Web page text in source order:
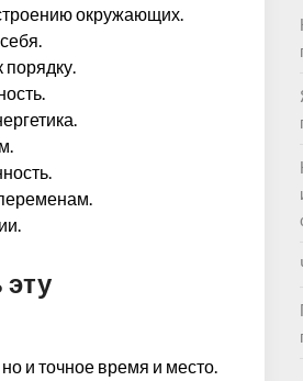
окружающих.
порядку.
эту
и точное время и место.